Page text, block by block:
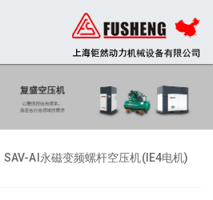
SAV-AI永磁变频螺杆空压机(IE4电机)